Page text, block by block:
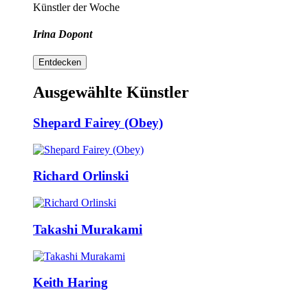
Künstler der Woche
Irina Dopont
Entdecken
Ausgewählte Künstler
Shepard Fairey (Obey)
Richard Orlinski
Takashi Murakami
Keith Haring